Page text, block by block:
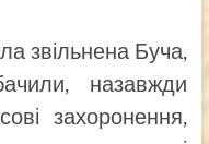
звільнена Буча,
назавжди
захоронення,